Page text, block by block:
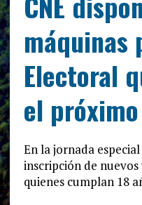
máquinas
Electoral
el
En la jornada
inscripción de
quienes cumplan 18